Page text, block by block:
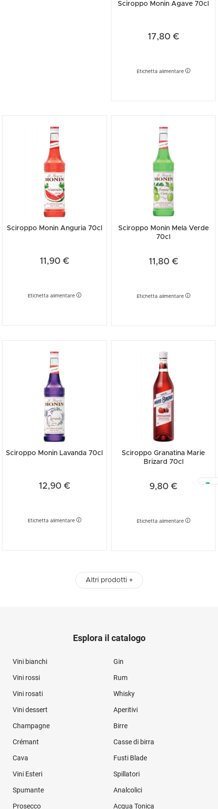
Sciroppo Monin Agave 70cl
17,80 €
Etichetta alimentare
Sciroppo Monin Anguria 70cl
11,90 €
Etichetta alimentare
Sciroppo Monin Mela Verde
70cl
11,80 €
Etichetta alimentare
Sciroppo Monin Lavanda 70cl
12,90 €
Etichetta alimentare
Sciroppo Granatina Marie
Brizard 70cl
9,80 €
Etichetta alimentare
Altri prodotti +
Esplora il catalogo
Vini bianchi Gin
Vini rossi Rum
Vini rosati Whisky
Vini dessert Aperitivi
Champagne Birre
Crémant Casse di birra
Cava Fusti Blade
Vini Esteri Spillatori
Spumante Analcolici
Prosecco Acqua Tonica